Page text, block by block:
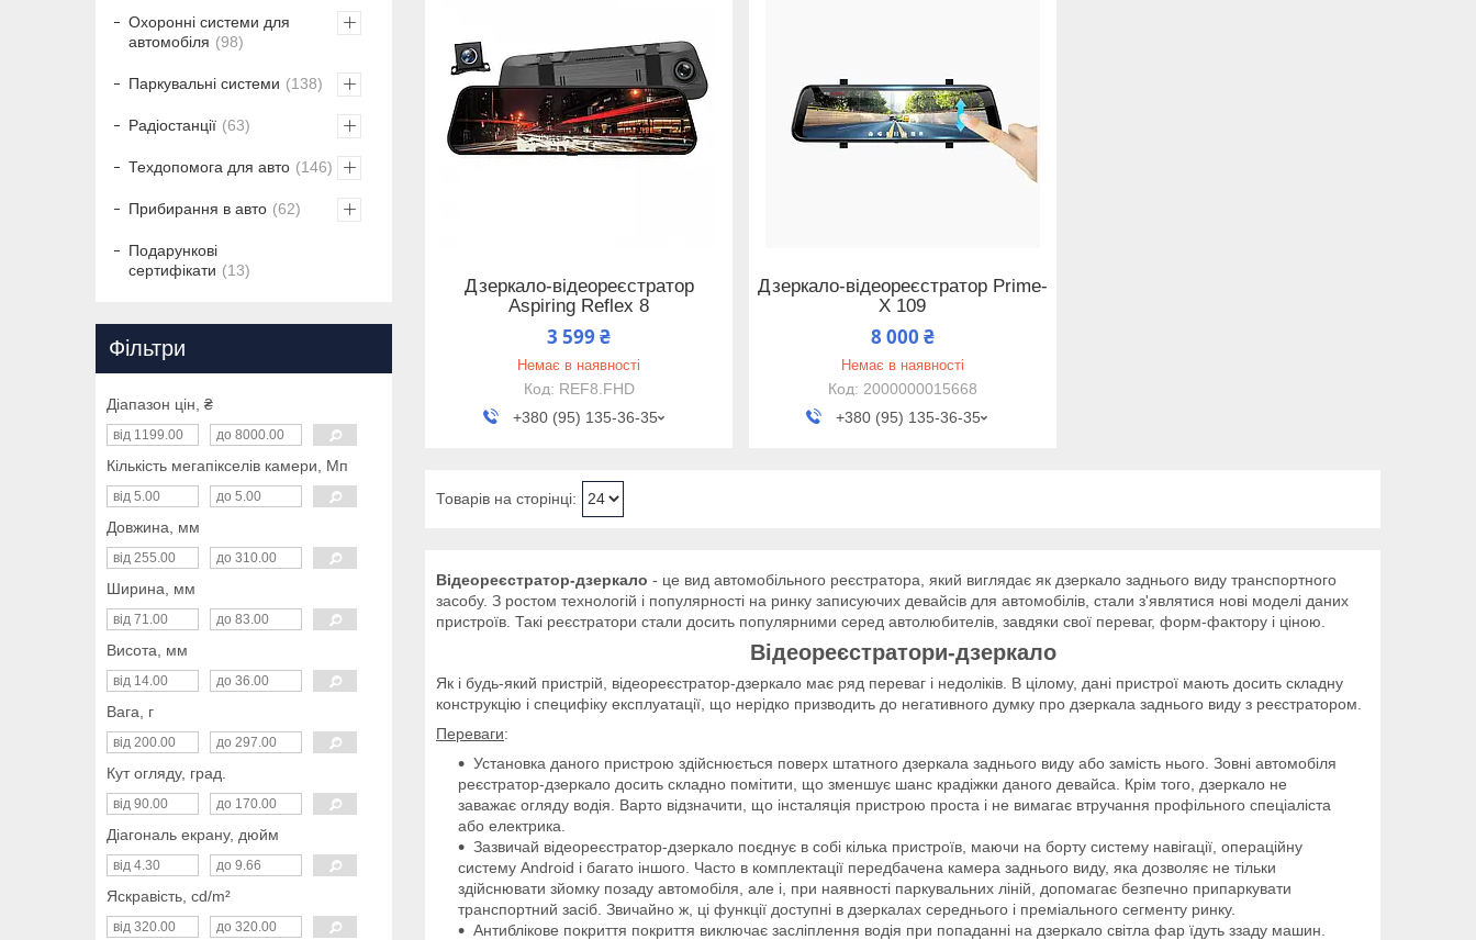
Дзеркало-відеореєстратор
Aspiring Reflex 8
3 599 ₴
Немає в наявності
REF8.FHD
+380 (95) 135-36-35
Дзеркало-відеореєстратор Prime-
X 109
8 000 ₴
Немає в наявності
2000000015668
+380 (95) 135-36-35
Відеореєстратор-дзеркало - це вид автомобільного реєстратора, який виглядає як дзеркало заднього виду транспортного
засобу. З ростом технологій і популярності на ринку записуючих девайсів для автомобілів, стали з'являтися нові моделі даних
пристроїв. Такі реєстратори стали досить популярними серед автолюбителів, завдяки свої переваг, форм-фактору і ціною.
Відеореєстратори-дзеркало
Як і будь-який пристрій, відеореєстратор-дзеркало має ряд переваг і недоліків. В цілому, дані пристрої мають досить складну
конструкцію і специфіку експлуатації, що нерідко призводить до негативного думку про дзеркала заднього виду з реєстратором.
Переваги:
Установка даного пристрою здійснюється поверх штатного дзеркала заднього виду або замість нього. Зовні автомобіля
реєстратор-дзеркало досить складно помітити, що зменшує шанс крадіжки даного девайса. Крім того, дзеркало не
заважає огляду водія. Варто відзначити, що інсталяція пристрою проста і не вимагає втручання профільного спеціаліста
або електрика.
Зазвичай відеореєстратор-дзеркало поєднує в собі кілька пристроїв, маючи на борту систему навігації, операційну
систему Android і багато іншого. Часто в комплектації передбачена камера заднього виду, яка дозволяє не тільки
здійснювати зйомку позаду автомобіля, але і, при наявності паркувальних ліній, допомагає безпечно припаркувати
транспортний засіб. Звичайно ж, ці функції доступні в дзеркалах середнього і преміального сегменту ринку.
Антиблікове покриття покриття виключає засліплення водія при попаданні на дзеркало світла фар їдуть ззаду машин.
Охоронні системи для
автомобіля
98
Паркувальні системи 138
Радіостанції 63
Техдопомога для авто 146
Прибирання в авто 62
Подарункові
сертифікати
13
Фільтри
Діапазон цін, ₴
Кількість мегапікселів камери, Мп
Довжина, мм
Ширина, мм
Висота, мм
Вага, г
Кут огляду, град.
Діагональ екрану, дюйм
Яскравість, cd/m²